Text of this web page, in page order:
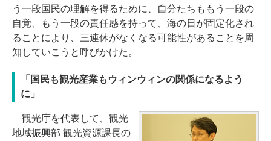
う一段国民の理解を得るために、自分たちももう一段の
自覚、もう一段の責任感を持って、海の日が固定化され
ることにより、三連休がなくなる可能性があることを周
知していこうと呼びかけた。
「国民も観光産業もウィンウィンの関係になるよう
に」
観光庁を代表して、観光
地域振興部 観光資源課長の